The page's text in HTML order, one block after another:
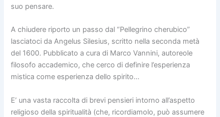
suo pensare.
A chiudere riporto un passo dal “Pellegrino cherubico”
lasciatoci da Angelus Silesius, scritto nella seconda metà
del 1600. Pubblicato a cura di Marco Vannini, autoreole
filosofo accademico, che cerco di definire l’esperienza
mistica come esperienza dello spirito…
E’ una vasta raccolta di brevi pensieri intorno all’aspetto
religioso della spiritualità (che, ricordiamolo, può assumere